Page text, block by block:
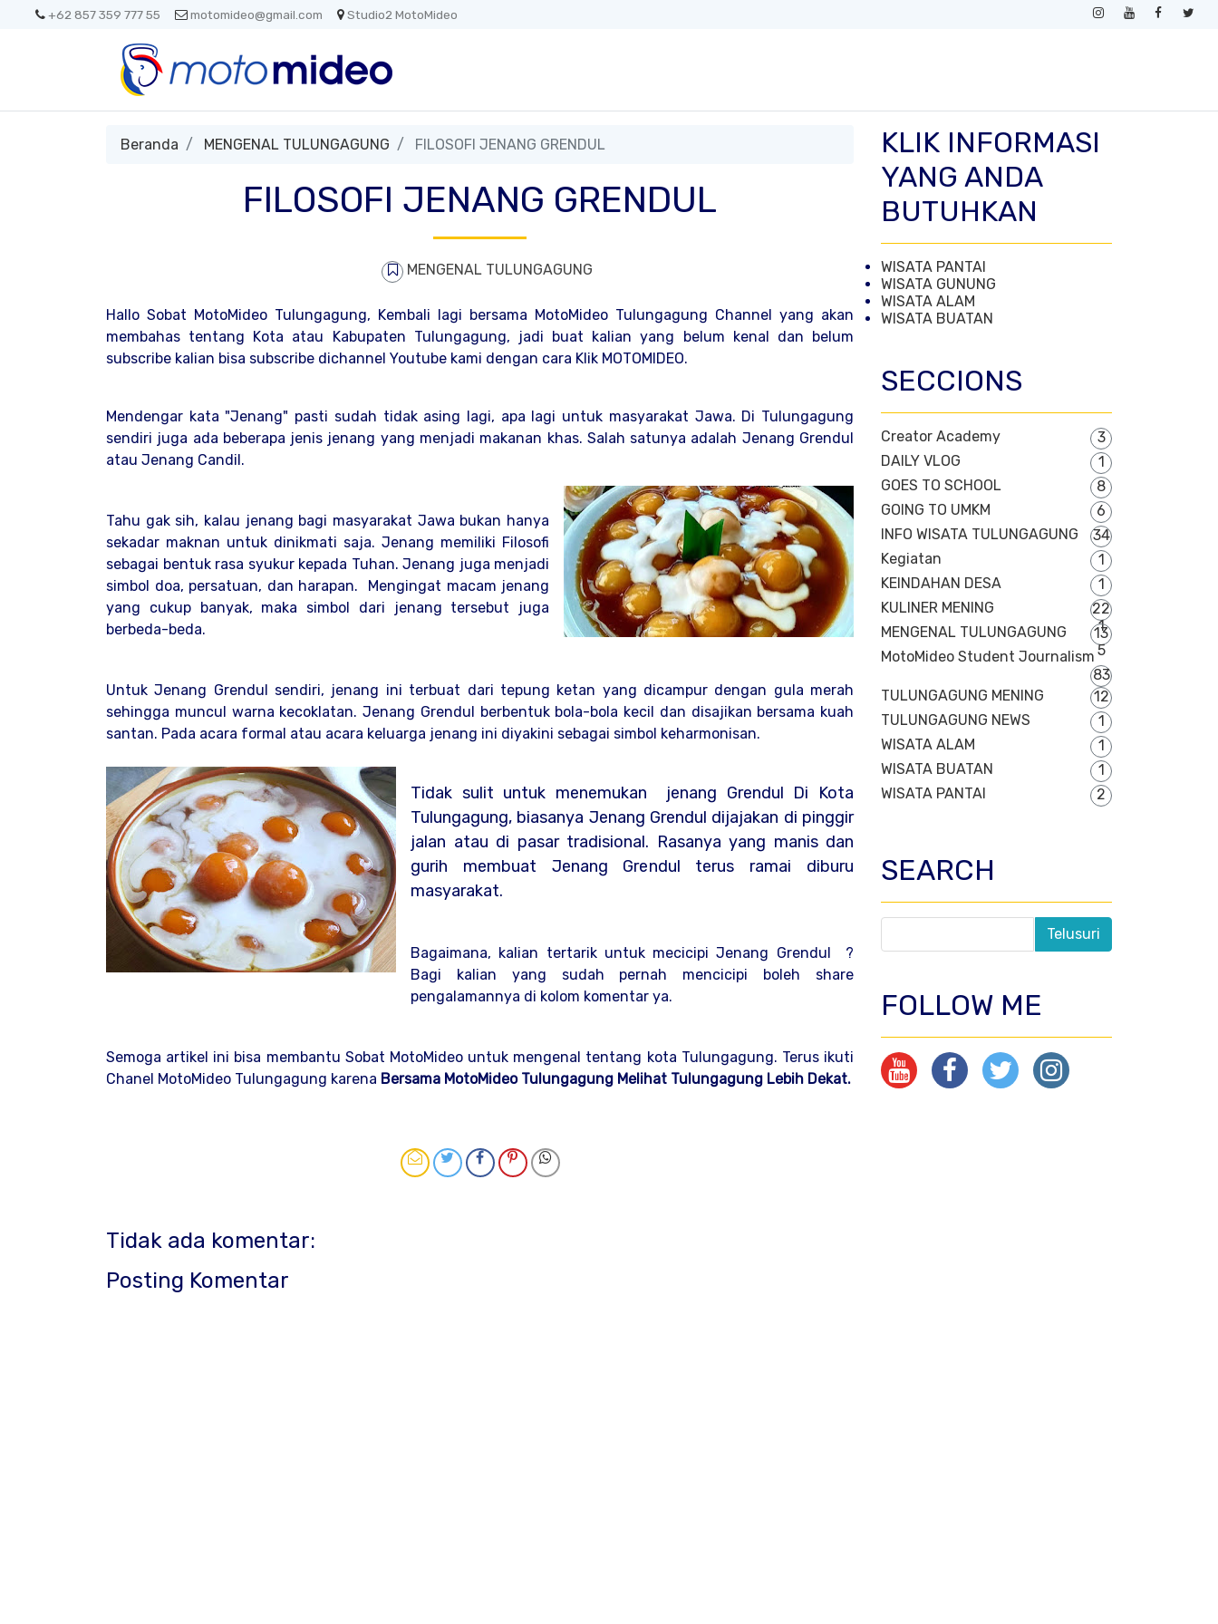
+62 857 359 777 55 motomideo@gmail.com Studio2 MotoMideo
Beranda MENGENAL TULUNGAGUNG FILOSOFI JENANG GRENDUL
FILOSOFI JENANG GRENDUL
MENGENAL TULUNGAGUNG
Hallo Sobat MotoMideo Tulungagung, Kembali lagi bersama MotoMideo Tulungagung Channel yang akan
membahas tentang Kota atau Kabupaten Tulungagung, jadi buat kalian yang belum kenal dan belum
subscribe kalian bisa subscribe dichannel Youtube kami dengan cara Klik MOTOMIDEO.
Mendengar kata "Jenang" pasti sudah tidak asing lagi, apa lagi untuk masyarakat Jawa. Di Tulungagung
sendiri juga ada beberapa jenis jenang yang menjadi makanan khas. Salah satunya adalah Jenang Grendul
atau Jenang Candil.
Tahu gak sih, kalau jenang bagi masyarakat Jawa bukan hanya
sekadar maknan untuk dinikmati saja. Jenang memiliki Filosofi
sebagai bentuk rasa syukur kepada Tuhan. Jenang juga menjadi
simbol doa, persatuan, dan harapan. Mengingat macam jenang
yang cukup banyak, maka simbol dari jenang tersebut juga
berbeda-beda.
Untuk Jenang Grendul sendiri, jenang ini terbuat dari tepung ketan yang dicampur dengan gula merah
sehingga muncul warna kecoklatan. Jenang Grendul berbentuk bola-bola kecil dan disajikan bersama kuah
santan. Pada acara formal atau acara keluarga jenang ini diyakini sebagai simbol keharmonisan.
Tidak sulit untuk menemukan jenang Grendul Di Kota
Tulungagung, biasanya Jenang Grendul dijajakan di pinggir
jalan atau di pasar tradisional. Rasanya yang manis dan
gurih membuat Jenang Grendul terus ramai diburu
masyarakat.
Bagaimana, kalian tertarik untuk mecicipi Jenang Grendul ?
Bagi kalian yang sudah pernah mencicipi boleh share
pengalamannya di kolom komentar ya.
Semoga artikel ini bisa membantu Sobat MotoMideo untuk mengenal tentang kota Tulungagung. Terus ikuti
Chanel MotoMideo Tulungagung karena Bersama MotoMideo Tulungagung Melihat Tulungagung Lebih Dekat.
Tidak ada komentar:
Posting Komentar
KLIK INFORMASI
YANG ANDA
BUTUHKAN
WISATA PANTAI
WISATA GUNUNG
WISATA ALAM
WISATA BUATAN
SECCIONS
Creator Academy
3
DAILY VLOG
1
GOES TO SCHOOL
8
GOING TO UMKM
6
INFO WISATA TULUNGAGUNG
34
Kegiatan
1
KEINDAHAN DESA
1
KULINER MENING
22
1
MENGENAL TULUNGAGUNG
13
5
MotoMideo Student Journalism
83
TULUNGAGUNG MENING
12
TULUNGAGUNG NEWS
1
WISATA ALAM
1
WISATA BUATAN
1
WISATA PANTAI
2
SEARCH
FOLLOW ME